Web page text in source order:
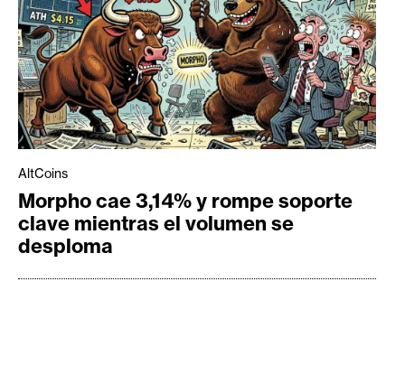
AltCoins
Morpho cae 3,14% y rompe soporte
clave mientras el volumen se
desploma